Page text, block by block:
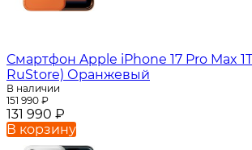
Смартфон Apple iPhone 17 Pro Max 1Tb
RuStore) Оранжевый
В наличии
151 990 ₽
131 990 ₽
В корзину